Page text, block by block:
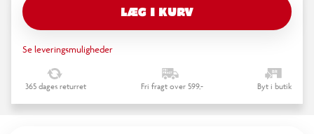
LÆG I KURV
Se leveringsmuligheder
365 dages returret Fri fragt over 599,- Byt i butik